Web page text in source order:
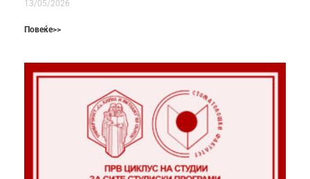
13/05/2026
Повеќе>>